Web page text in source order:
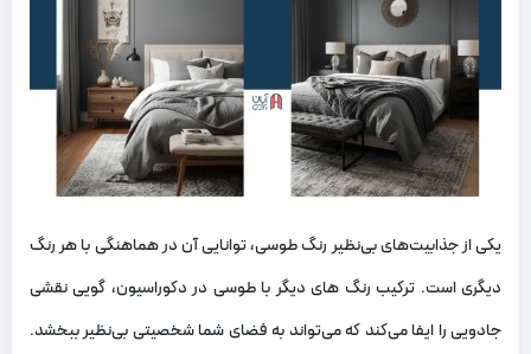
یکی از جذابیت‌های بی‌نظیر رنگ طوسی، توانایی آن در هماهنگی با هر رنگ
دیگری است. ترکیب رنگ های دیگر با طوسی در دکوراسیون، گویی نقشی
جادویی را ایفا می‌کند که می‌تواند به فضای شما شخصیتی بی‌نظیر ببخشد.